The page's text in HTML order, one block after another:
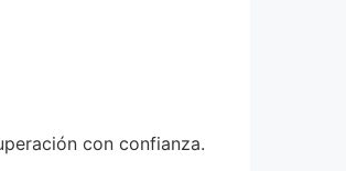
con confianza.